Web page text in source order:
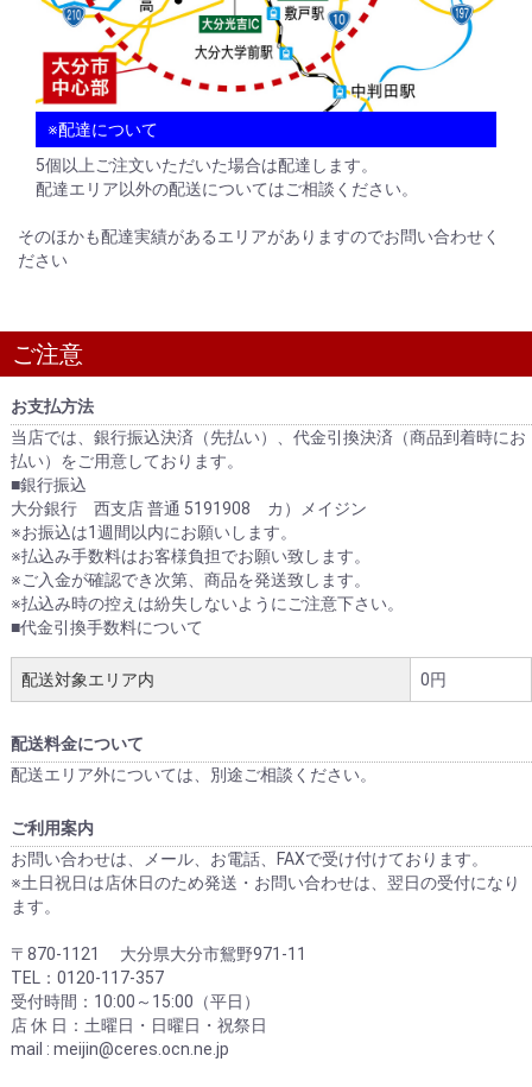
※配達について
5個以上ご注文いただいた場合は配達します。
配達エリア以外の配送についてはご相談ください。
そのほかも配達実績があるエリアがありますのでお問い合わせく
ださい
ご注意
お支払方法
当店では、銀行振込決済（先払い）、代金引換決済（商品到着時にお
払い）をご用意しております。
■銀行振込
大分銀行 西支店 普通 5191908 カ）メイジン
※お振込は1週間以内にお願いします。
※払込み手数料はお客様負担でお願い致します。
※ご入金が確認でき次第、商品を発送致します。
※払込み時の控えは紛失しないようにご注意下さい。
■代金引換手数料について
配送対象エリア内 0円
配送料金について
配送エリア外については、別途ご相談ください。
ご利用案内
お問い合わせは、メール、お電話、FAXで受け付けております。
※土日祝日は店休日のため発送・お問い合わせは、翌日の受付になり
ます。
〒870-1121 大分県大分市鴛野971-11
TEL：0120-117-357
受付時間：10:00～15:00（平日）
店 休 日：土曜日・日曜日・祝祭日
mail : meijin@ceres.ocn.ne.jp